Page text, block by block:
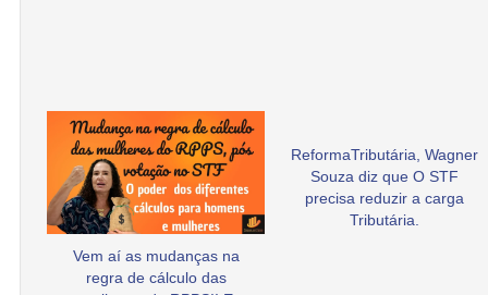
Vem aí as mudanças na
regra de cálculo das
ReformaTributária, Wagner
Souza diz que O STF
precisa reduzir a carga
Tributária.